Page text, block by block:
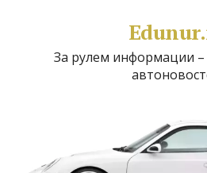
За рулем информации –